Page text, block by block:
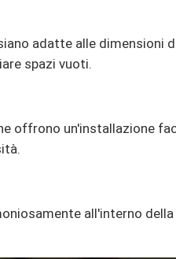
adatte alle dimensioni
spazi vuoti.
offrono un'installazione
all'interno